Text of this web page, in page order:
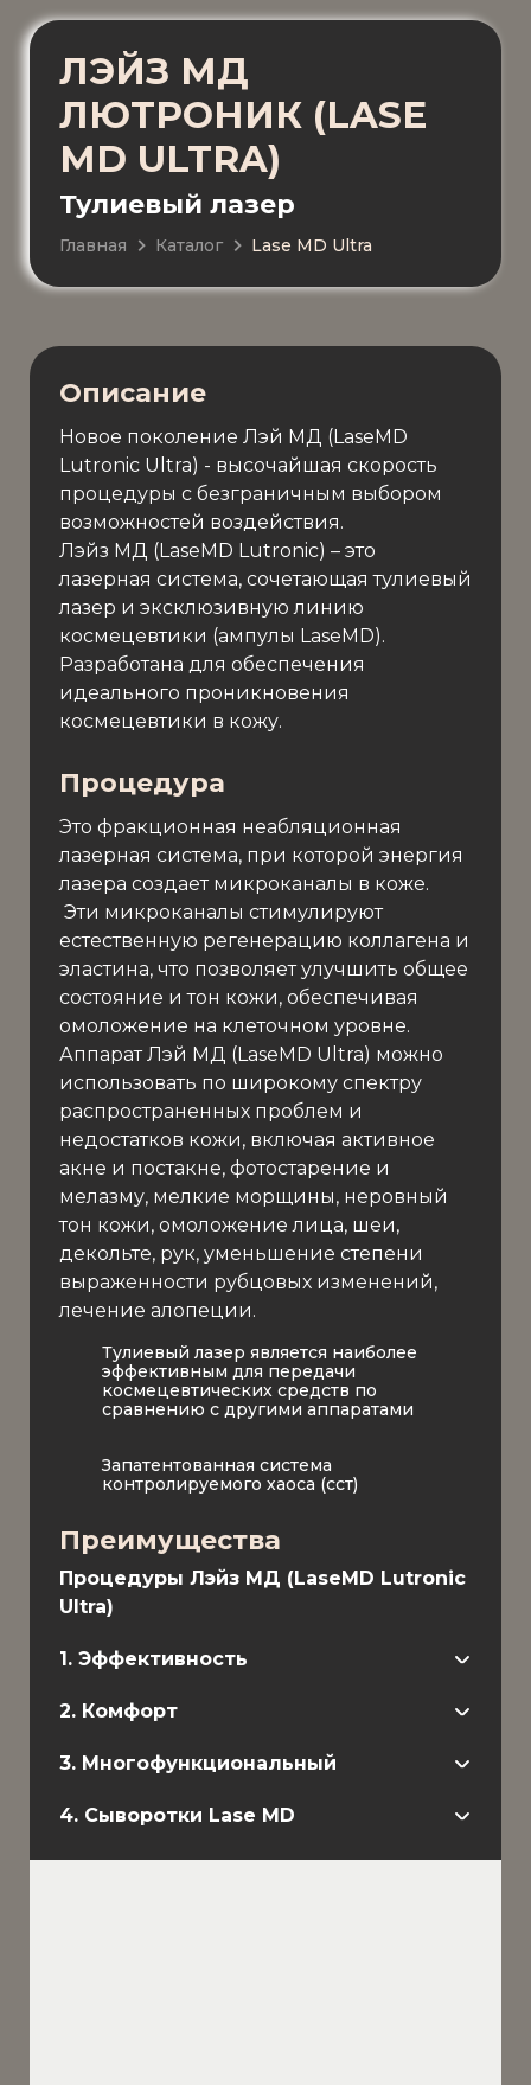
ЛЭЙЗ МД
ЛЮТРОНИК (LASE
MD ULTRA)
Тулиевый лазер
Главная Каталог Lase MD Ultra
Описание
Новое поколение Лэй МД (LaseMD
Lutronic Ultra) - высочайшая скорость
процедуры с безграничным выбором
возможностей воздействия.
Лэйз МД (LaseMD Lutronic) – это
лазерная система, сочетающая тулиевый
лазер и эксклюзивную линию
космецевтики (ампулы LaseMD).
Разработана для обеспечения
идеального проникновения
космецевтики в кожу.
Процедура
Это фракционная неабляционная
лазерная система, при которой энергия
лазера создает микроканалы в коже.
Эти микроканалы стимулируют
естественную регенерацию коллагена и
эластина, что позволяет улучшить общее
состояние и тон кожи, обеспечивая
омоложение на клеточном уровне.
Аппарат Лэй МД (LaseMD Ultra) можно
использовать по широкому спектру
распространенных проблем и
недостатков кожи, включая активное
акне и постакне, фотостарение и
мелазму, мелкие морщины, неровный
тон кожи, омоложение лица, шеи,
декольте, рук, уменьшение степени
выраженности рубцовых изменений,
лечение алопеции.
Тулиевый лазер является наиболее
эффективным для передачи
космецевтических средств по
сравнению с другими аппаратами
Запатентованная система
контролируемого хаоса (сст)
Преимущества
Процедуры Лэйз МД (LaseMD Lutronic
Ultra)
1. Эффективность
2. Комфорт
3. Многофункциональный
4. Сыворотки Lase MD